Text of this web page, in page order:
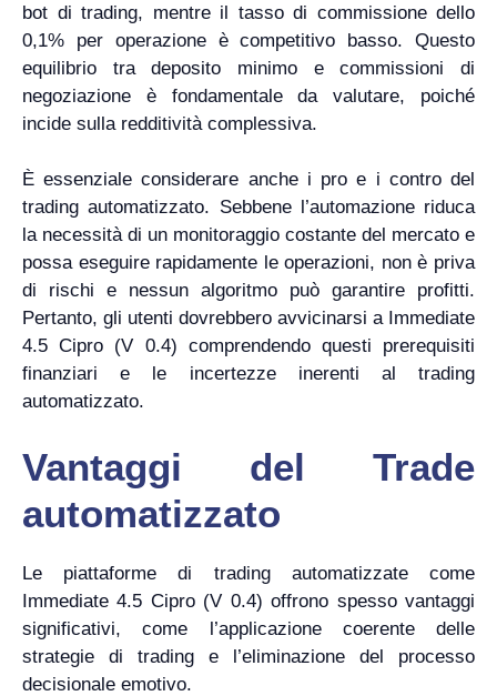
bot di trading, mentre il tasso di commissione dello
0,1% per operazione è competitivo basso. Questo
equilibrio tra deposito minimo e commissioni di
negoziazione è fondamentale da valutare, poiché
incide sulla redditività complessiva.
È essenziale considerare anche i pro e i contro del
trading automatizzato. Sebbene l’automazione riduca
la necessità di un monitoraggio costante del mercato e
possa eseguire rapidamente le operazioni, non è priva
di rischi e nessun algoritmo può garantire profitti.
Pertanto, gli utenti dovrebbero avvicinarsi a Immediate
4.5 Cipro (V 0.4) comprendendo questi prerequisiti
finanziari e le incertezze inerenti al trading
automatizzato.
Vantaggi del Trade
automatizzato
Le piattaforme di trading automatizzate come
Immediate 4.5 Cipro (V 0.4) offrono spesso vantaggi
significativi, come l’applicazione coerente delle
strategie di trading e l’eliminazione del processo
decisionale emotivo.